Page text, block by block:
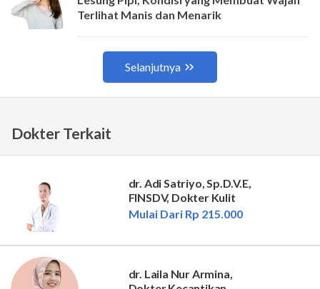
Dokter Terkait